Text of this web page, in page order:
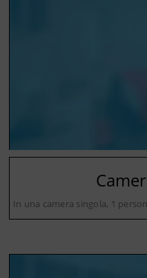
In una camera singola, 1